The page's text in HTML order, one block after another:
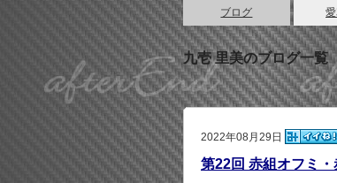
ブログ
九壱 里美のブログ一覧
2022年08月29日
第22回 赤組オフミ